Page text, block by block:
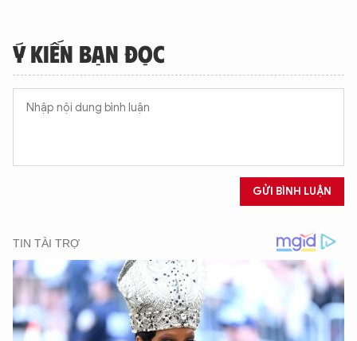
Ý KIẾN BẠN ĐỌC
GỬI BÌNH LUẬN
XIN CHÀO,
TÔI LÀ CHATBOT CỦA